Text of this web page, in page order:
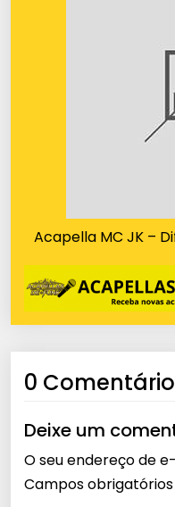
Acapella MC JK –
0
Deixe um
O seu endereço de
Campos